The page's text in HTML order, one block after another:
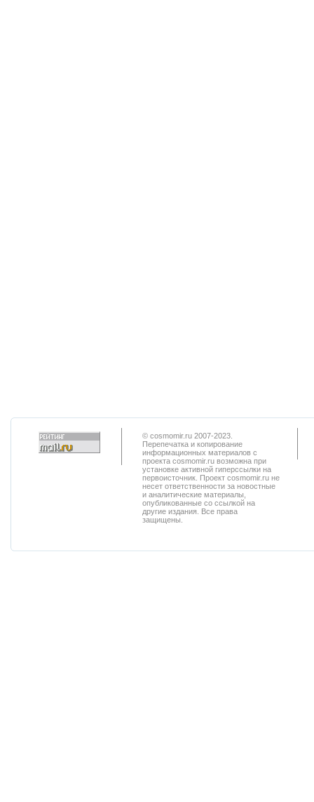
© cosmomir.ru 2007-2023.
Перепечатка и копирование
информационных материалов с
проекта cosmomir.ru возможна при
установке активной гиперссылки на
первоисточник. Проект cosmomir.ru не
несет ответственности за новостные
и аналитические материалы,
опубликованные со ссылкой на
другие издания. Все права
защищены.